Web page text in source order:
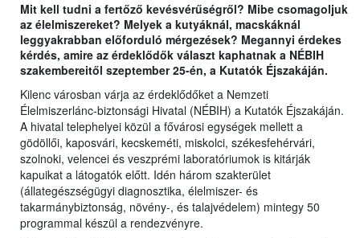
Mit kell tudni a fertőző kevésvérűségről? Mibe csomagoljuk
az élelmiszereket? Melyek a kutyáknál, macskáknál
leggyakrabban előforduló mérgezések? Megannyi érdekes
kérdés, amire az érdeklődők választ kaphatnak a NÉBIH
szakembereitől szeptember 25-én, a Kutatók Éjszakáján.
Kilenc városban várja az érdeklődőket a Nemzeti
Élelmiszerlánc-biztonsági Hivatal (NÉBIH) a Kutatók Éjszakáján.
A hivatal telephelyei közül a fővárosi egységek mellett a
gödöllői, kaposvári, kecskeméti, miskolci, székesfehérvári,
szolnoki, velencei és veszprémi laboratóriumok is kitárják
kapuikat a látogatók előtt. Idén három szakterület
(állategészségügyi diagnosztika, élelmiszer- és
takarmánybiztonság, növény-, és talajvédelem) mintegy 50
programmal készül a rendezvényre.